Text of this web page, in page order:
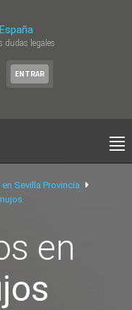
España
dudas legales
ENTRAR
Sevilla Provincia
en